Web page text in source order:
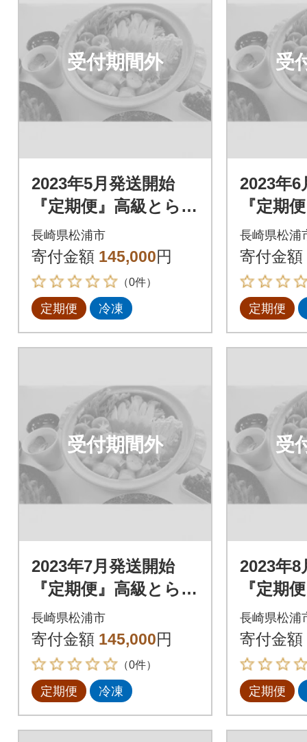
受付期間外
2023年5月発送開始
『定期便』高級とらふ
ぐと高級クエ「毎月
お届け」Bコース全3
回
長崎県松浦市
寄付金額 145,000円
（0件）
定期便 冷凍
受
2023年6
『定期
ぐと高
お届け
回
長崎県松浦
寄付金額
定期便
受付期間外
2023年7月発送開始
『定期便』高級とらふ
ぐと高級クエ「毎月
お届け」Bコース全3
回
長崎県松浦市
寄付金額 145,000円
（0件）
定期便 冷凍
受
2023年8
『定期
ぐと高
お届け
回
長崎県松浦
寄付金額
定期便